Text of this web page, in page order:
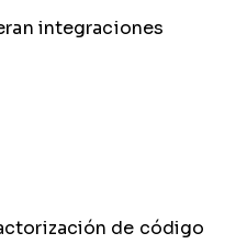
integraciones
de código